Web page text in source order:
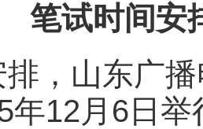
笔试时间安
，山东广
年12月6日